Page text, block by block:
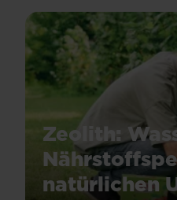
Zeolith:
natürlichen